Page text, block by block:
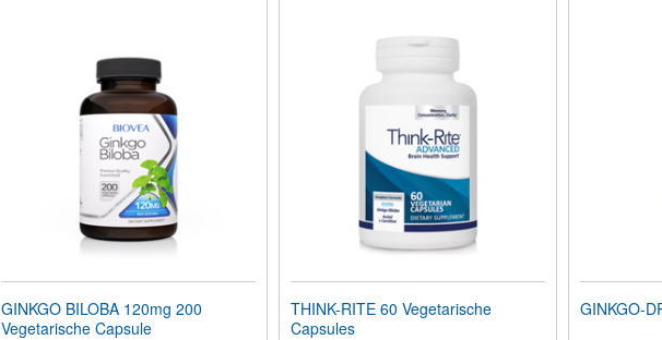
GINKGO BILOBA 120mg 200
Vegetarische Capsule
THINK-RITE 60 Vegetarische
Capsules
GINKGO-